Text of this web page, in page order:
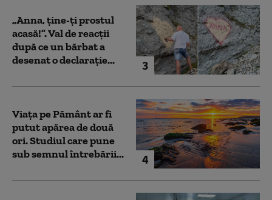
3
„Anna, ţine-ţi prostul
acasă!”. Val de reacții
după ce un bărbat a
desenat o declarație...
4
Viața pe Pământ ar fi
putut apărea de două
ori. Studiul care pune
sub semnul întrebării...